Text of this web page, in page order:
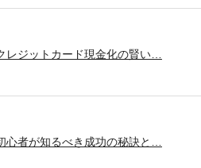
レジットカード現金化の賢い…
心者が知るべき成功の秘訣と…